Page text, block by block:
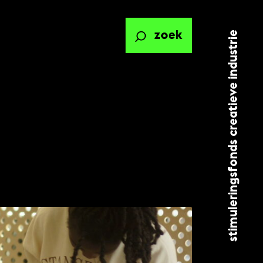
stimuleringsfonds creatieve industrie
zoek